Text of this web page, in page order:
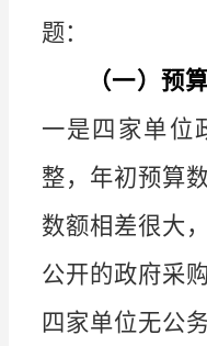
题：
（一）预
一是四家单位
整，年初预算
数额相差很大
公开的政府采
四家单位无公